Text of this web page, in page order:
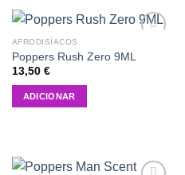
wishlist
AFRODISÍACOS
Poppers Rush Zero 9ML
13,50 €
ADICIONAR